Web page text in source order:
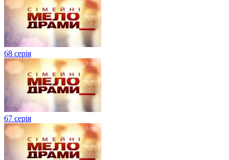
68 серія
67 серія